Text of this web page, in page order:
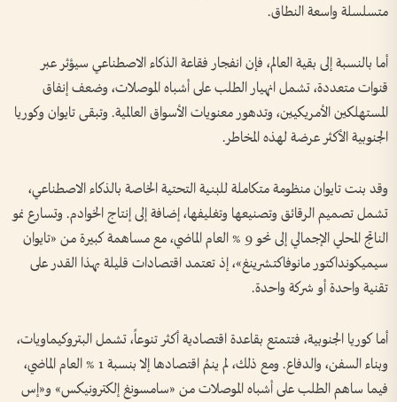
متسلسلة واسعة النطاق.
أما بالنسبة إلى بقية العالم، فإن انفجار فقاعة الذكاء الاصطناعي سيؤثر عبر
قنوات متعددة، تشمل انهيار الطلب على أشباه الموصلات، وضعف إنفاق
المستهلكين الأمريكيين، وتدهور معنويات الأسواق العالمية. وتبقى تايوان وكوريا
الجنوبية الأكثر عرضة لهذه المخاطر.
وقد بنت تايوان منظومة متكاملة للبنية التحتية الخاصة بالذكاء الاصطناعي،
تشمل تصميم الرقائق وتصنيعها وتغليفها، إضافة إلى إنتاج الخوادم. وتسارع نمو
الناتج المحلي الإجمالي إلى نحو 9 % العام الماضي، مع مساهمة كبيرة من «تايوان
سيميكونداكتور مانوفاكتشرينغ»، إذ تعتمد اقتصادات قليلة بهذا القدر على
تقنية واحدة أو شركة واحدة.
أما كوريا الجنوبية، فتتمتع بقاعدة اقتصادية أكثر تنوعاً، تشمل البتروكيماويات،
وبناء السفن، والدفاع. ومع ذلك، لم ينمُ اقتصادها إلا بنسبة 1 % العام الماضي،
فيما ساهم الطلب على أشباه الموصلات من «سامسونغ إلكترونيكس» و«إس